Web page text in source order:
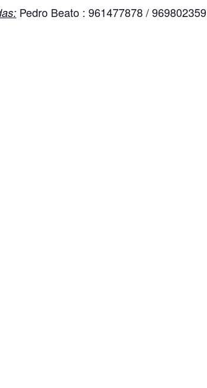
Pedro Beato : 961477878 / 969802359